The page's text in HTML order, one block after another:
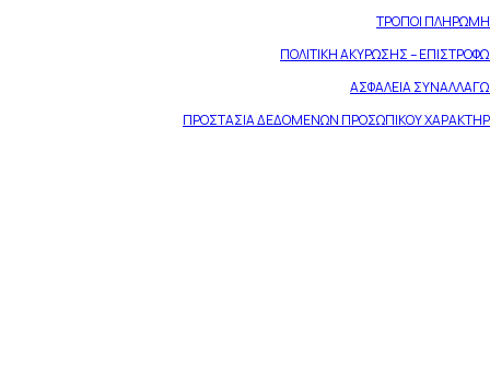
ΤΡΟΠΟΙ
ΠΟΛΙΤΙΚΗ ΑΚΥΡΩΣΗΣ –
ΑΣΦΑΛΕΙΑ
ΠΡΟΣΤΑΣΙΑ ΔΕΔΟΜΕΝΩΝ ΠΡΟΣΩΠΙΚΟΥ